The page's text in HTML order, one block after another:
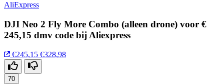
AliExpress
DJI Neo 2 Fly More Combo (alleen drone) voor €
245,15 dmv code bij Aliexpress
€245,15 €328,98
70